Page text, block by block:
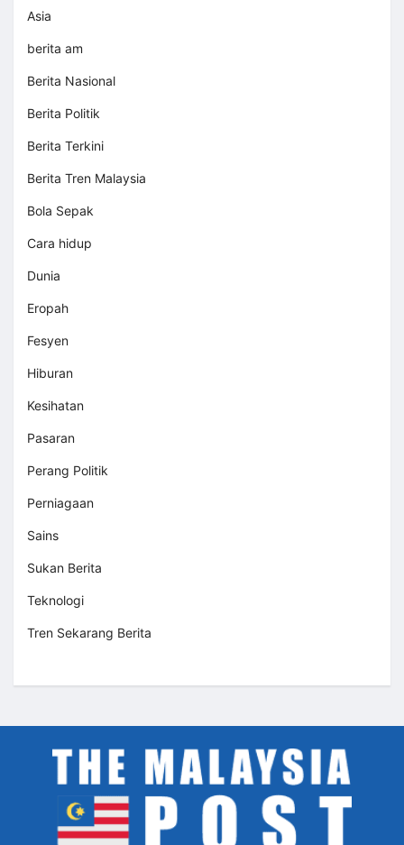
Asia
berita am
Berita Nasional
Berita Politik
Berita Terkini
Berita Tren Malaysia
Bola Sepak
Cara hidup
Dunia
Eropah
Fesyen
Hiburan
Kesihatan
Pasaran
Perang Politik
Perniagaan
Sains
Sukan Berita
Teknologi
Tren Sekarang Berita